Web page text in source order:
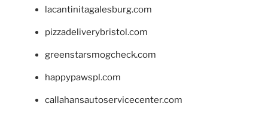
lacantinitagalesburg.com
pizzadeliverybristol.com
greenstarsmogcheck.com
happypawspl.com
callahansautoservicecenter.com